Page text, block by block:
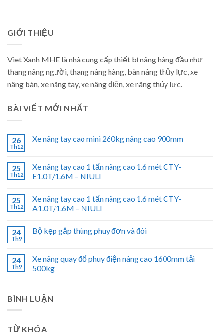
GIỚI THIỆU
Viet Xanh MHE là nhà cung cấp thiết bị nâng hàng đầu như
thang nâng người, thang nâng hàng, bàn nâng thủy lực, xe
nâng bàn, xe nâng tay, xe nâng điện, xe nâng thủy lực.
BÀI VIẾT MỚI NHẤT
26
Th12
Xe nâng tay cao mini 260kg nâng cao 900mm
25
Th12
Xe nâng tay cao 1 tấn nâng cao 1.6 mét CTY-
E1.0T/1.6M – NIULI
25
Th12
Xe nâng tay cao 1 tấn nâng cao 1.6 mét CTY-
A1.0T/1.6M – NIULI
24
Th9
Bộ kẹp gắp thùng phuy đơn và đôi
24
Th9
Xe nâng quay đổ phuy điện nâng cao 1600mm tải
500kg
BÌNH LUẬN
TỪ KHÓA